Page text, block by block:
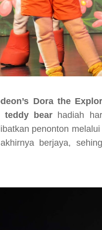
Dora the
teddy bear hadiah
penonton
berjaya,